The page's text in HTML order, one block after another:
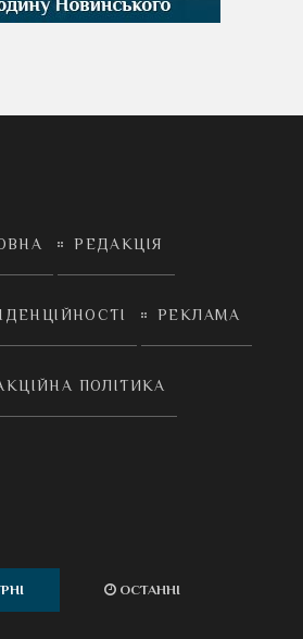
РЕДАКЦІЯ
РЕКЛАМА
ПОЛІТИКА
ОСТАННІ